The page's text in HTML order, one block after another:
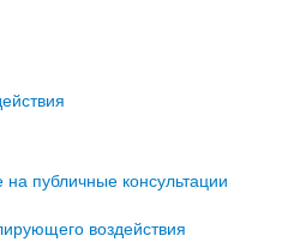
публичные консультации
воздействия